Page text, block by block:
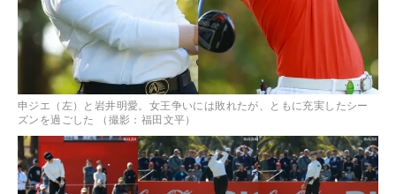
申ジエ（左）と岩井明愛。女王争いには敗れたが、ともに充実したシー
ズンを過ごした （撮影：福田文平）